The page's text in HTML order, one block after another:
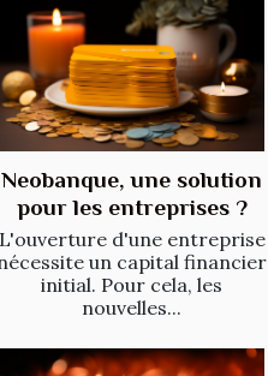
Neobanque, une solution
pour les entreprises ?
L'ouverture d'une entreprise
un capital financier
initial. Pour cela, les
nouvelles...